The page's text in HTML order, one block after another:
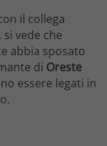
il collega
vede che
abbia sposato
di Oreste
essere legati in